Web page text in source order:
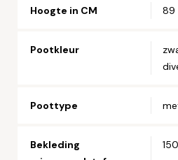
Hoogte in CM 89
Pootkleur
Poottype
Bekleding
150